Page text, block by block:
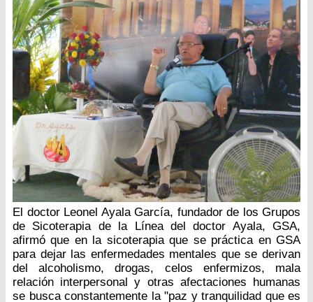
El doctor Leonel Ayala García, fundador de los Grupos
de Sicoterapia de la Línea del doctor Ayala, GSA,
afirmó que en la sicoterapia que se práctica en GSA
para dejar las enfermedades mentales que se derivan
del alcoholismo, drogas, celos enfermizos, mala
relación interpersonal y otras afectaciones humanas
se busca constantemente la "paz y tranquilidad que es